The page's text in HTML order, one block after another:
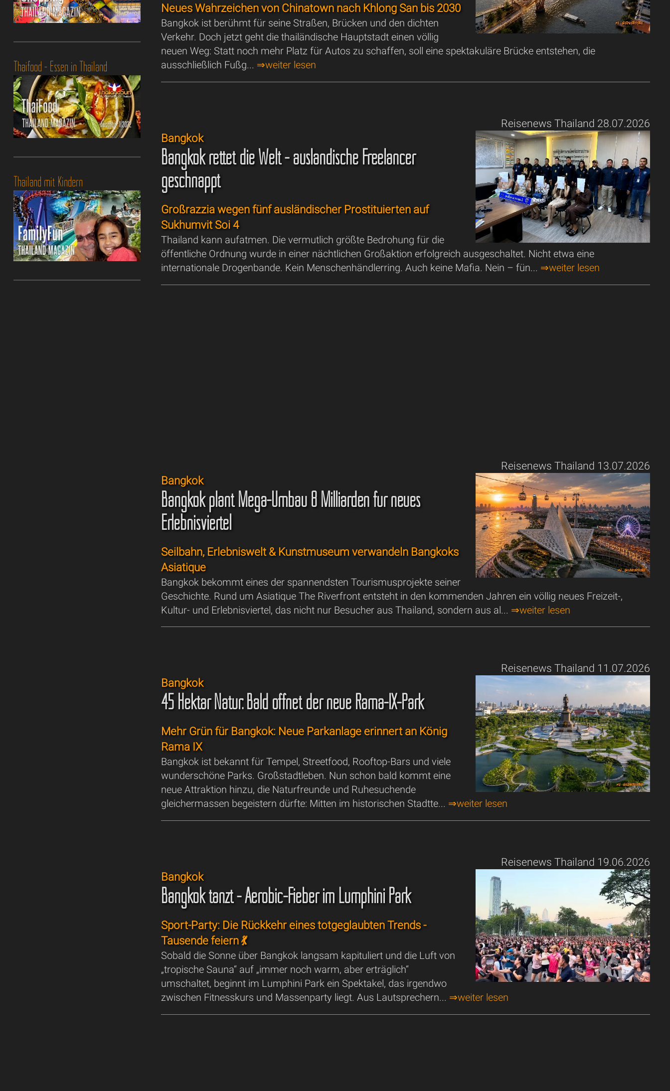
Neues Wahrzeichen von Chinatown nach Khlong San bis 2030
Bangkok ist berühmt für seine Straßen, Brücken und den dichten
Verkehr. Doch jetzt geht die thailändische Hauptstadt einen völlig
neuen Weg: Statt noch mehr Platz für Autos zu schaffen, soll eine spektakuläre Brücke entstehen, die
ausschließlich Fußg... ⇒weiter lesen
Reisenews Thailand 28.07.2026
Bangkok
Bangkok rettet die Welt - ausländische Freelancer
geschnappt
Großrazzia wegen fünf ausländischer Prostituierten auf
Sukhumvit Soi 4
Thailand kann aufatmen. Die vermutlich größte Bedrohung für die
öffentliche Ordnung wurde in einer nächtlichen Großaktion erfolgreich ausgeschaltet. Nicht etwa eine
internationale Drogenbande. Kein Menschenhändlerring. Auch keine Mafia. Nein – fün... ⇒weiter lesen
Reisenews Thailand 13.07.2026
Bangkok
Bangkok plant Mega-Umbau 8 Milliarden für neues
Erlebnisviertel
Seilbahn, Erlebniswelt & Kunstmuseum verwandeln Bangkoks
Asiatique
Bangkok bekommt eines der spannendsten Tourismusprojekte seiner
Geschichte. Rund um Asiatique The Riverfront entsteht in den kommenden Jahren ein völlig neues Freizeit-,
Kultur- und Erlebnisviertel, das nicht nur Besucher aus Thailand, sondern aus al... ⇒weiter lesen
Reisenews Thailand 11.07.2026
Bangkok
45 Hektar Natur: Bald öffnet der neue Rama-IX-Park
Mehr Grün für Bangkok: Neue Parkanlage erinnert an König
Rama IX
Bangkok ist bekannt für Tempel, Streetfood, Rooftop-Bars und viele
wunderschöne Parks. Großstadtleben. Nun schon bald kommt eine
neue Attraktion hinzu, die Naturfreunde und Ruhesuchende
gleichermassen begeistern dürfte: Mitten im historischen Stadtte... ⇒weiter lesen
Reisenews Thailand 19.06.2026
Bangkok
Bangkok tanzt - Aerobic-Fieber im Lumphini Park
Sport-Party: Die Rückkehr eines totgeglaubten Trends -
Tausende feiern 💃
Sobald die Sonne über Bangkok langsam kapituliert und die Luft von
„tropische Sauna“ auf „immer noch warm, aber erträglich“
umschaltet, beginnt im Lumphini Park ein Spektakel, das irgendwo
zwischen Fitnesskurs und Massenparty liegt. Aus Lautsprechern... ⇒weiter lesen
Thaifood - Essen in Thailand
Thailand mit Kindern